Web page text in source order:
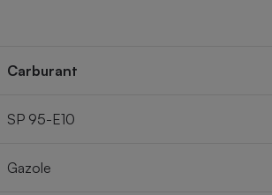
Carburant
SP 95-E10
Gazole